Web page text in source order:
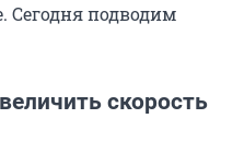
Сегодня подводим
скорость